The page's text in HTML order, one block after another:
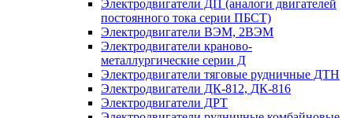
Электродвигатели ДП (аналоги двигателей
постоянного тока серии ПБСТ)
Электродвигатели ВЭМ, 2ВЭМ
Электродвигатели краново-
металлургические серии Д
Электродвигатели тяговые рудничные ДТН
Электродвигатели ДК-812, ДК-816
Электродвигатели ДРТ